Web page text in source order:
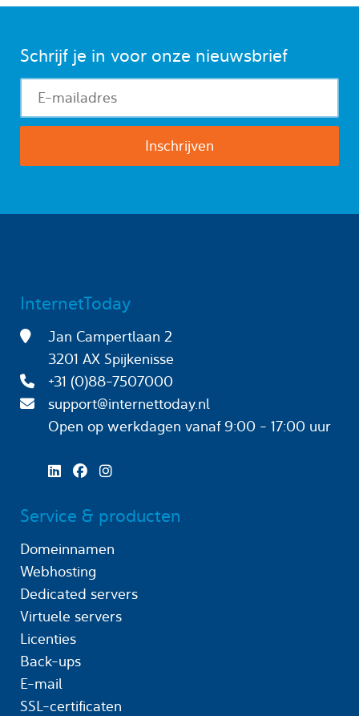
Schrijf je in voor onze nieuwsbrief
InternetToday
Jan Campertlaan 2
3201 AX Spijkenisse
+31 (0)88-7507000
support@internettoday.nl
Open op werkdagen
vanaf 9:00 - 17:00 uur
Service & producten
Domeinnamen
Webhosting
Dedicated servers
Virtuele servers
Licenties
Back-ups
E-mail
SSL-certificaten